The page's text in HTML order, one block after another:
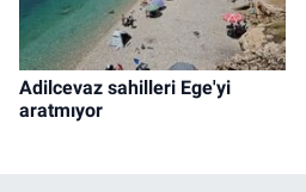
Adilcevaz sahilleri Ege'yi
aratmıyor